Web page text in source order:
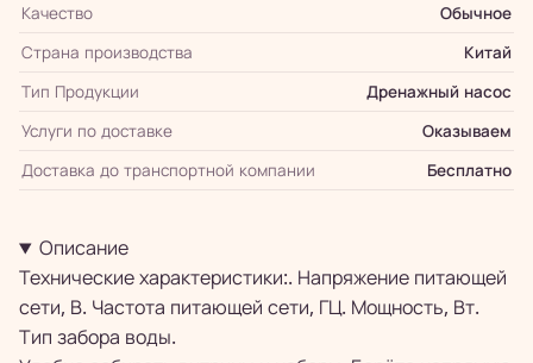
Качество
Обычное
Страна производства
Китай
Тип Продукции
Дренажный насос
Услуги по доставке
Оказываем
Доставка до транспортной компании
Бесплатно
Описание
Технические характеристики:. Напряжение питающей
сети, В. Частота питающей сети, ГЦ. Мощность, Вт.
Тип забора воды.